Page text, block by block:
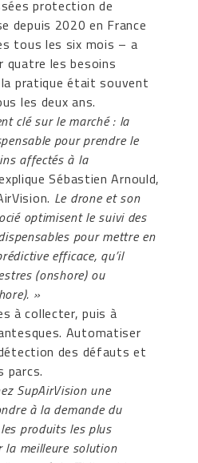
protection de
depuis 2020 en France
tous les six mois – a
quatre les besoins
pratique était souvent
les deux ans.
clé sur le marché : la
pour prendre le
affectés à la
Sébastien Arnould,
Le drone et son
optimisent le suivi des
pour mettre en
efficace, qu’il
(onshore) ou
»
à collecter, puis à
Automatiser
des défauts et
parcs.
SupAirVision une
à la demande du
produits les plus
meilleure solution